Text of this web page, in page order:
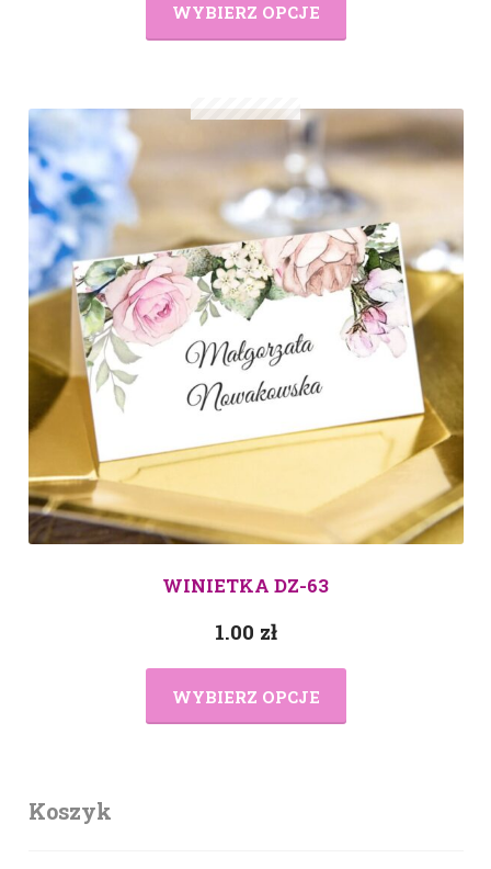
WYBIERZ OPCJE
WINIETKA DZ-63
1.00 zł
WYBIERZ OPCJE
Koszyk